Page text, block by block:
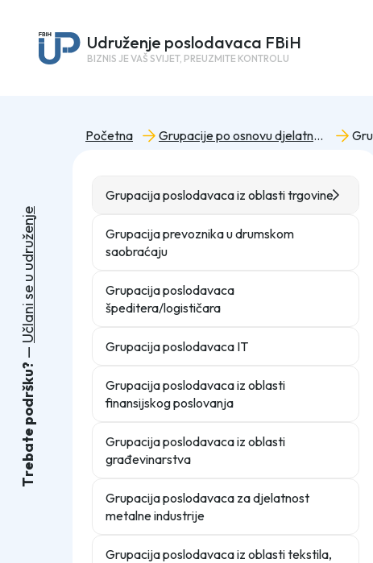
Udruženje poslodavaca FBiH
BIZNIS JE VAŠ SVIJET, PREUZMITE KONTROLU
Početna Grupacije po osnovu djelatnosti
Grupacija poslodavaca iz oblasti trgovine
Grupacija prevoznika u drumskom
saobraćaju
Grupacija poslodavaca
špeditera/logističara
Grupacija poslodavaca IT
Grupacija poslodavaca iz oblasti
finansijskog poslovanja
Grupacija poslodavaca iz oblasti
građevinarstva
Grupacija poslodavaca za djelatnost
metalne industrije
Grupacija poslodavaca iz oblasti tekstila,
T
r
e
b
a
t
e
p
o
d
r
š
k
u
?
U
č
l
a
n
i
s
e
u
u
d
r
u
ž
e
n
j
e